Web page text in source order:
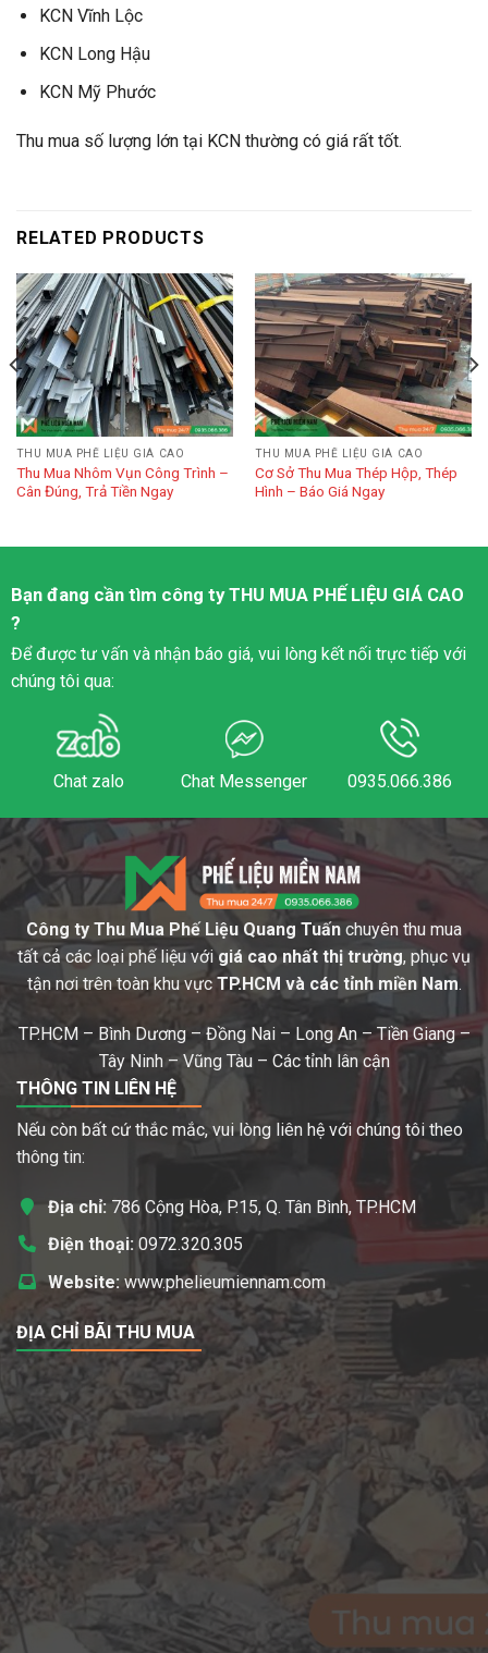
KCN Vĩnh Lộc
KCN Long Hậu
KCN Mỹ Phước
Thu mua số lượng lớn tại KCN thường có giá rất tốt.
RELATED PRODUCTS
THU MUA PHẾ LIỆU GIÁ CAO
Thu Mua Nhôm Vụn Công Trình –
Cân Đúng, Trả Tiền Ngay
THU MUA PHẾ LIỆU GIÁ CAO
Cơ Sở Thu Mua Thép Hộp, Thép
Hình – Báo Giá Ngay
Bạn đang cần tìm công tyTHU MUA PHẾ LIỆU GIÁ CAO
?
Để được tư vấn và nhận báo giá, vui lòng kết nối trực tiếp với
chúng tôi qua:
Chat zalo Chat Messenger 0935.066.386
Công ty Thu Mua Phế Liệu Quang Tuấn chuyên thu mua
tất cả các loại phế liệu vớigiá cao nhất thị trường, phục vụ
tận nơi trên toàn khu vực TP.HCM và các tỉnh miền Nam.
TP.HCM – Bình Dương – Đồng Nai – Long An – Tiền Giang –
Tây Ninh – Vũng Tàu – Các tỉnh lân cận
THÔNG TIN LIÊN HỆ
Nếu còn bất cứ thắc mắc, vui lòng liên hệ với chúng tôi theo
thông tin:
Địa chỉ: 786 Cộng Hòa, P.15, Q. Tân Bình, TP.HCM
Điện thoại: 0972.320.305
Website: www.phelieumiennam.com
ĐỊA CHỈ BÃI THU MUA